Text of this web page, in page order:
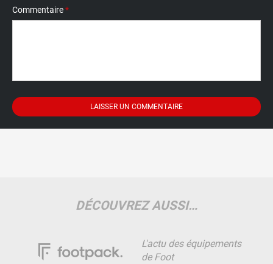
Commentaire*
DÉCOUVREZ AUSSI…
L'actu des équipements
de Foot